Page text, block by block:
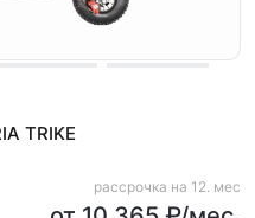
TRIKE
рассрочка на 12. мес